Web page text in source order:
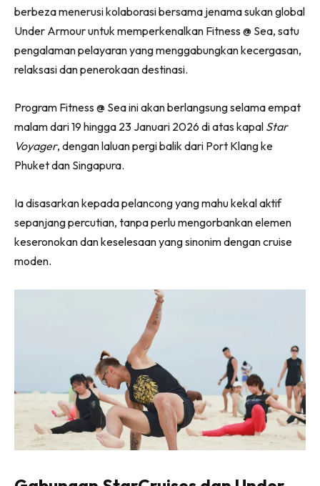
berbeza menerusi kolaborasi bersama jenama sukan global
Under Armour untuk memperkenalkan Fitness @ Sea, satu
pengalaman pelayaran yang menggabungkan kecergasan,
relaksasi dan penerokaan destinasi.
Program Fitness @ Sea ini akan berlangsung selama empat
malam dari 19 hingga 23 Januari 2026 di atas kapal Star
Voyager, dengan laluan pergi balik dari Port Klang ke
Phuket dan Singapura.
Ia disasarkan kepada pelancong yang mahu kekal aktif
sepanjang percutian, tanpa perlu mengorbankan elemen
keseronokan dan keselesaan yang sinonim dengan cruise
moden.